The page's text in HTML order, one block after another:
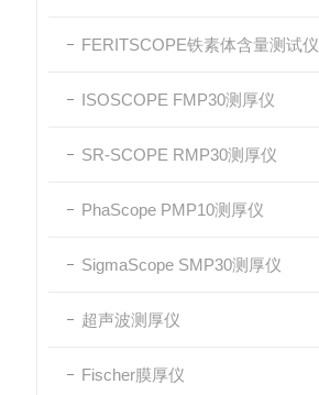
FERITSCOPE铁素体含量测试仪
ISOSCOPE FMP30测厚仪
SR-SCOPE RMP30测厚仪
PhaScope PMP10测厚仪
SigmaScope SMP30测厚仪
超声波测厚仪
Fischer膜厚仪